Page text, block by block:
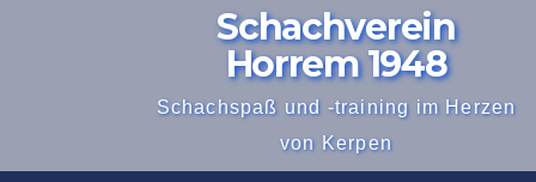
Schachverein
Horrem 1948
Schachspaß und -training im Herzen
von Kerpen